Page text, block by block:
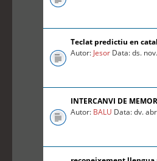
Teclat predictiu en
Autor: Jesor Data: ds.
INTERCANVI DE
Autor: BALU Data: dv.